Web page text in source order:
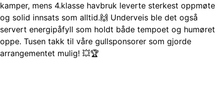
kamper, mens 4.klasse havbruk leverte sterkest oppmøte
og solid innsats som alltid.🙌 Underveis ble det også
servert energipåfyll som holdt både tempoet og humøret
oppe. Tusen takk til våre gullsponsorer som gjorde
arrangementet mulig! 💥🏆